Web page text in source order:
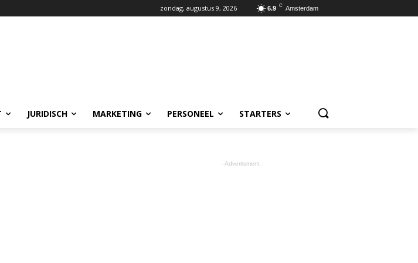
6.9 C Amsterdam
zondag, augustus 9, 2026
JURIDISCH MARKETING PERSONEEL STARTERS
- Advertisment -